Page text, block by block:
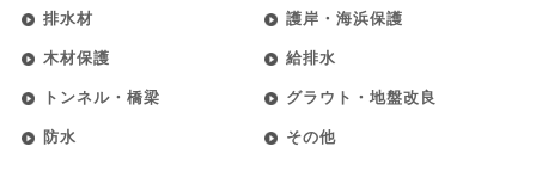
排水材 護岸・海浜保護
木材保護 給排水
トンネル・橋梁 グラウト・地盤改良
防水 その他